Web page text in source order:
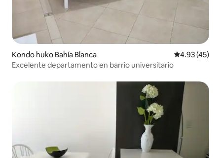
Kondo huko Bahía Blanca Ukadiriaji wa
4.93 (45)
Excelente departamento en barrio universitario